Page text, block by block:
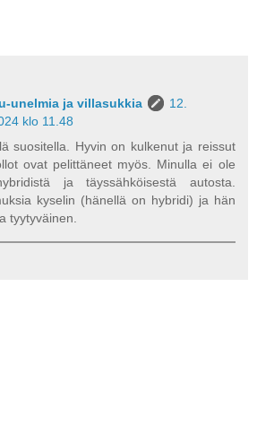
unelmia ja villasukkia
12.
klo 11.48
suositella. Hyvin on kulkenut ja reissut
ovat pelittäneet myös. Minulla ei ole
ja täyssähköisestä autosta.
kyselin (hänellä on hybridi) ja hän
tyytyväinen.